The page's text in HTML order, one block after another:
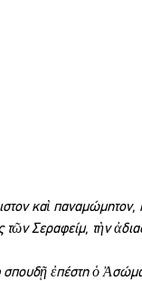
καὶ
τῶν Σεραφείμ, τὴν
σπουδῇ ἐπέστη ὁ